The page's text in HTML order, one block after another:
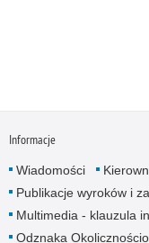
Informacje
Wiadomości
Publikacje wyroków i
Multimedia - klauzula
Odznaka